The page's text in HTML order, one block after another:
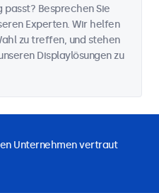
passt? Besprechen Sie
Experten. Wir helfen
zu treffen, und stehen
Displaylösungen zu
Unternehmen vertraut